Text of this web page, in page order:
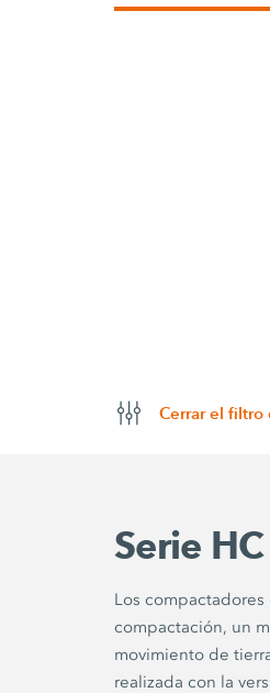
Cerrar el
Serie HC
Los
compactación, un
movimiento de
realizada con la